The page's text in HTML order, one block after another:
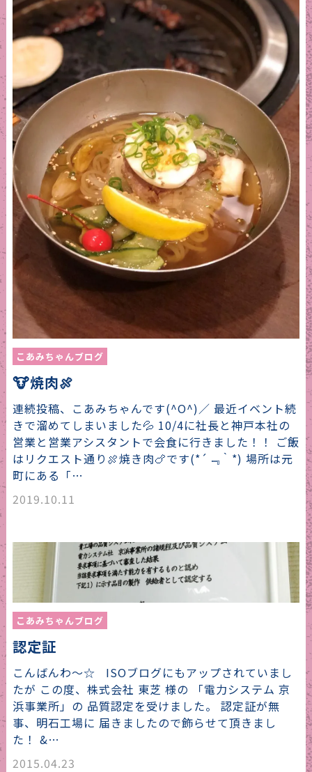
こあみちゃんブログ
🐮焼肉🍖
連続投稿、こあみちゃんです(^O^)／ 最近イベント続
きで溜めてしまいました💦 10/4に社長と神戸本社の
営業と営業アシスタントで会食に行きました！！ ご飯
はリクエスト通り🍖焼き肉🍗です(*´﹃｀*) 場所は元
町にある「…
2019.10.11
こあみちゃんブログ
認定証
こんばんわ〜☆ ISOブログにもアップされていまし
たが この度、株式会社 東芝 様の 「電力システム 京
浜事業所」の 品質認定を受けました。 認定証が無
事、明石工場に 届きましたので飾らせて頂きまし
た！ &…
2015.04.23